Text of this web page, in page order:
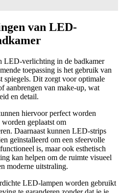
van LED-
LED-verlichting in de badkamer
toepassing is het gebruik van
Dit zorgt voor optimale
aanbrengen van make-up, wat
en detail.
hiervoor perfect worden
geplaatst om
Daarnaast kunnen LED-strips
geïnstalleerd om een sfeervolle
is, maar ook esthetisch
kan helpen om de ruimte visueel
moderne uitstraling.
LED-lampen worden gebruikt